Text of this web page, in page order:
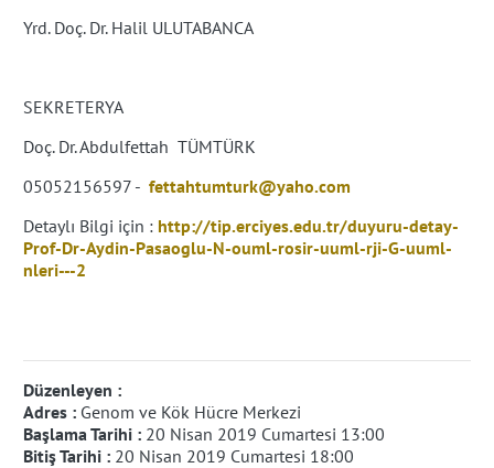
Yrd. Doç. Dr. Halil ULUTABANCA
SEKRETERYA
Doç. Dr. Abdulfettah TÜMTÜRK
05052156597 - fettahtumturk@yaho.com
Detaylı Bilgi için : http://tip.erciyes.edu.tr/duyuru-detay-
Prof-Dr-Aydin-Pasaoglu-N-ouml-rosir-uuml-rji-G-uuml-
nleri---2
Düzenleyen :
Adres : Genom ve Kök Hücre Merkezi
Başlama Tarihi : 20 Nisan 2019 Cumartesi 13:00
Bitiş Tarihi : 20 Nisan 2019 Cumartesi 18:00